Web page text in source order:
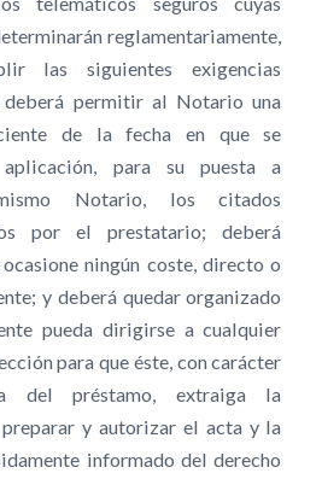
reglamentariamente,
las siguientes exigencias
deberá permitir al Notario una
de la fecha en que se
para su puesta a
Notario, los citados
por el prestatario; deberá
ningún coste, directo o
y deberá quedar organizado
pueda dirigirse a cualquier
para que éste, con carácter
préstamo, extraiga la
y autorizar el acta y la
informado del derecho